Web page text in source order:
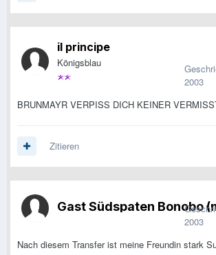
il principe
Königsblau
2003
BRUNMAYR VERPISS DICH KEINER
Zitieren
Gast Südspaten Bonobo
2003
Nach diesem Transfer ist meine Freundin stark